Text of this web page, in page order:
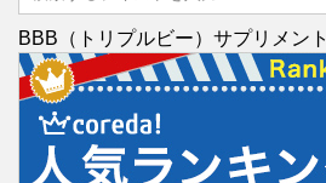
BBB（トリプルビー）サプリメント